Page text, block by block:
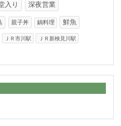
入り 深夜営業
親子丼 鍋料理 鮮魚
ＪＲ市川駅 ＪＲ新検見川駅